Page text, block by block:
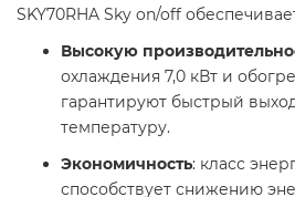
SKY70RHA Sky on/off
Высокую
охлаждения 7,0 кВт и
гарантируют быстрый
температуру.​
Экономичность: класс
способствует снижению